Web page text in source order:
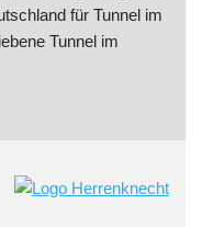
für Tunnel im
Tunnel im